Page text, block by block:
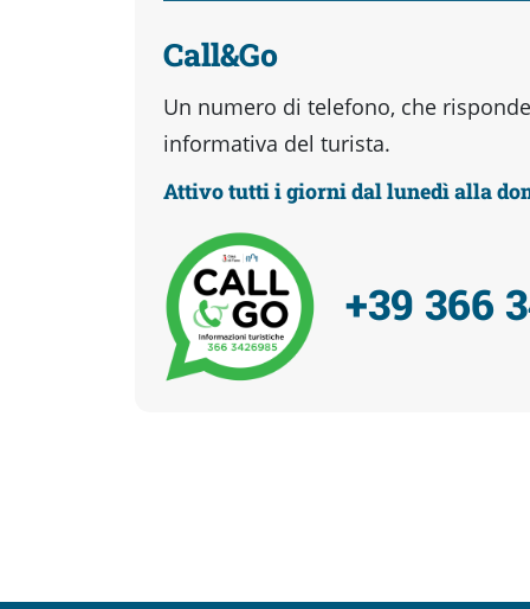
Call&Go
Un numero di telefono, che
informativa del turista.
Attivo tutti i giorni dal lunedì alla
+39 366